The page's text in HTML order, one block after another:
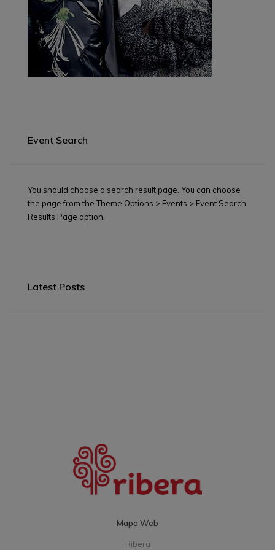
Event Search
You should choose a search result page. You can choose
the page from the Theme Options > Events > Event Search
Results Page option.
Latest Posts
Mapa Web
Ribera